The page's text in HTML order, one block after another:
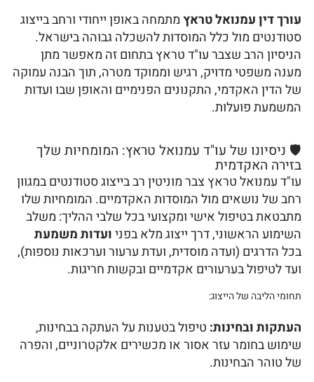
עורך דין עמנואל טראץמתמחה באופן ייחודי ורחב בייצוג
סטודנטים מול כלל המוסדות להשכלה גבוהה בישראל.
הניסיון הרב שצבר עו"ד טראץ בתחום זה מאפשר מתן
מענה משפטי מדויק, רגיש וממוקד מטרה, תוך הבנה עמוקה
של הדין האקדמי, התקנונים הפנימיים והאופן שבו ועדות
המשמעת פועלות.
🛡️ ניסיונו של עו"ד עמנואל טראץ: המומחיות שלך
בזירה האקדמית
עו"ד עמנואל טראץ צבר מוניטין רב בייצוג סטודנטים במגוון
רחב של נושאים מול המוסדות האקדמיים. המומחיות שלו
מתבטאת בטיפול אישי ומקצועי בכל שלבי ההליך: משלב
השימוע הראשוני, דרך ייצוג מלא בפניועדות משמעת
בכל הדרגים (ועדה מוסדית, ועדת ערעור וערכאות נוספות),
ועד לטיפול בערעורים אקדמיים ובקשות חריגות.
תחומי הליבה של הייצוג:
העתקות ובחינות: טיפול בטענות על העתקה בבחינות,
שימוש בחומר עזר אסור או מכשירים אלקטרוניים, והפרה
של טוהר הבחינות.